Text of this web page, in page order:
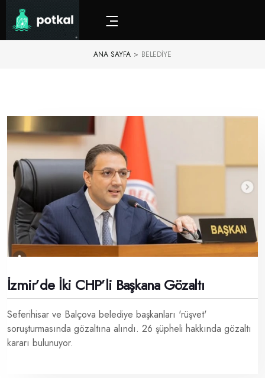
ANA SAYFA > BELEDIYE
İzmir’de İki CHP’li Başkana Gözaltı
Seferihisar ve Balçova belediye başkanları 'rüşvet'
soruşturmasında gözaltına alındı. 26 şüpheli hakkında gözaltı
kararı bulunuyor.